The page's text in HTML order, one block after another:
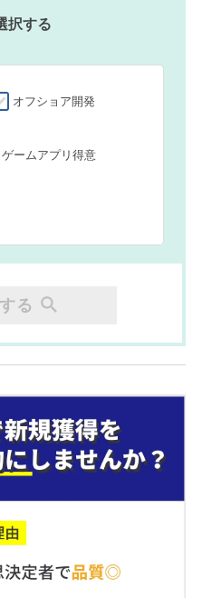
択する
オフショア開発
ゲームアプリ得意
る